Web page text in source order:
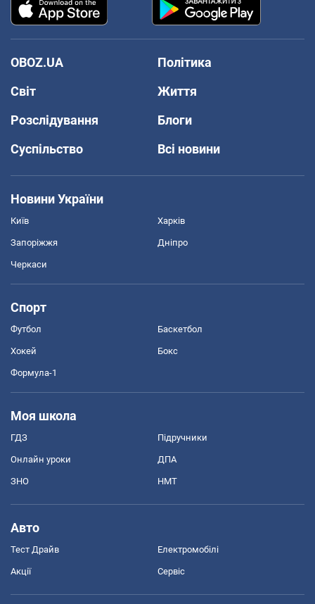
OBOZ.UA
Політика
Світ
Життя
Розслідування
Блоги
Суспільство
Всі новини
Новини України
Київ Харків
Запоріжжя Дніпро
Черкаси
Спорт
Футбол Баскетбол
Хокей Бокс
Формула-1
Моя школа
ГДЗ Підручники
Онлайн уроки ДПА
ЗНО НМТ
Авто
Тест Драйв Електромобілі
Акції Сервіс